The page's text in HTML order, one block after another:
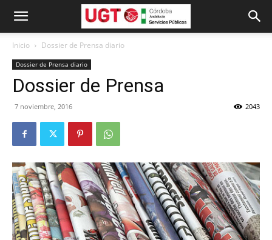
Inicio Dossier de Prensa diario
Dossier de Prensa diario
Dossier de Prensa
7 noviembre, 2016 2043